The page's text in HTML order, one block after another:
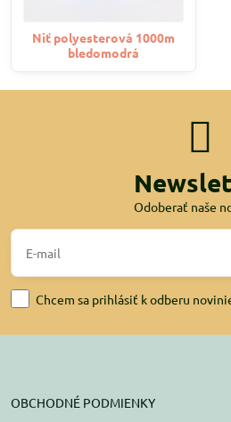
Niť polyesterová 1000m
bledomodrá
Odoberať naše
Chcem sa prihlásiť k odberu
OBCHODNÉ PODMIENKY